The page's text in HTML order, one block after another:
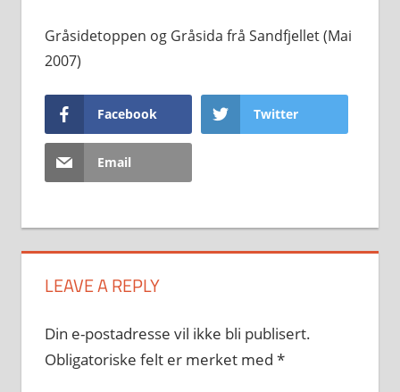
Gråsidetoppen og Gråsida frå Sandfjellet (Mai
2007)
Facebook Twitter
Email
LEAVE A REPLY
Din e-postadresse vil ikke bli publisert.
Obligatoriske felt er merket med *